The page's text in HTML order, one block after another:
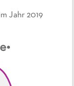
Jahr 2019
•